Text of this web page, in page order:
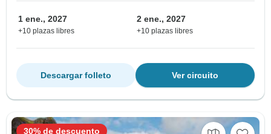
1 ene., 2027
+10 plazas libres
2 ene., 2027
+10 plazas libres
Ver circuito
Descargar folleto
30% de descuento